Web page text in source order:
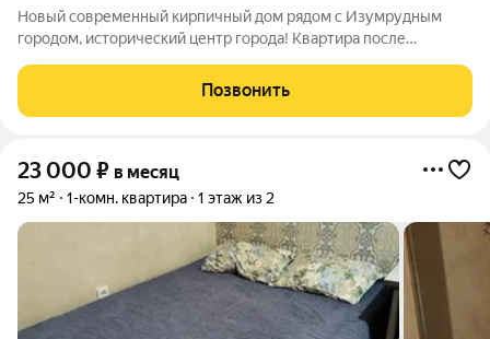
Новый современный кирпичный дом рядом с Изумрудным
городом, исторический центр города! Квартира после
пружинном блоке 160200 - очень удобный
Позвонить
23 000 ₽ в месяц
25 м² 1-комн. квартира 1 этаж из 2